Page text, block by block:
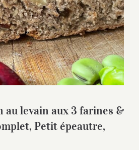
au levain aux 3 farines &
complet, Petit épeautre,
sarrasin
au levain aux 3 farines &
Petit épeautre,